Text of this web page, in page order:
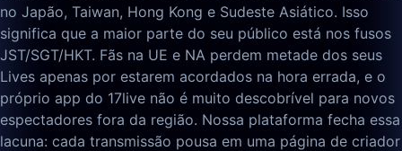
no Japão, Taiwan, Hong Kong e Sudeste Asiático. Isso
significa que a maior parte do seu público está nos fusos
JST/SGT/HKT. Fãs na UE e NA perdem metade dos seus
Lives apenas por estarem acordados na hora errada, e o
próprio app do 17live não é muito descobrível para novos
espectadores fora da região. Nossa plataforma fecha essa
lacuna: cada transmissão pousa em uma página de criador